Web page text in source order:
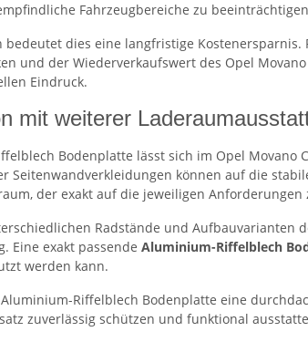
Fahrzeugbereiche zu
bedeutet dies eine langfristige
und der Wiederverkaufswert des Opel
Eindruck.
mit weiterer
Bodenplatte lässt sich im Opel
Seitenwandverkleidungen können auf die
der exakt auf die jeweiligen Anforderungen
Radstände und Aufbauvarianten
Eine exakt passende Aluminium-Riffelblech
werden kann.
Riffelblech Bodenplatte eine
zuverlässig schützen und funktional